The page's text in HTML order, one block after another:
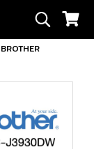
BROTHER